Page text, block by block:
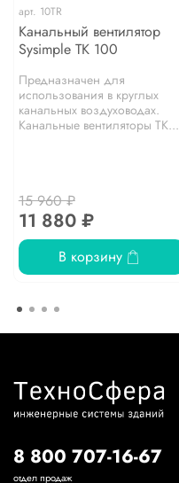
арт. 10TR
Канальный вентилятор
Sysimple TK 100
Предназначен для
использования в круглых
канальных воздуховодах.
Канальные вентиляторы TK...
15 960 ₽
11 880 ₽
В корзину
8 800 707-16-67
отдел продаж